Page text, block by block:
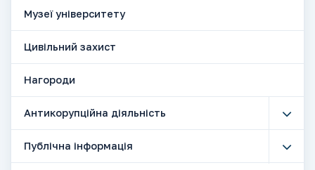
Музеї університету
Цивільний захист
Нагороди
Антикорупційна діяльність
Публічна інформація